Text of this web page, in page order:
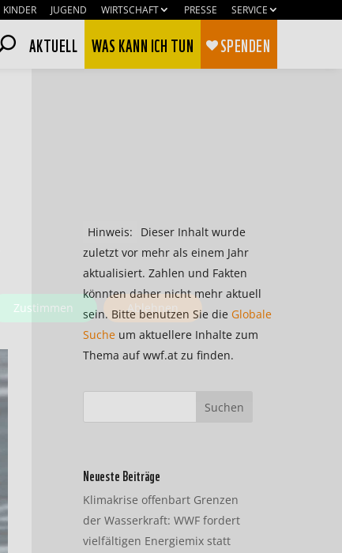
KINDER JUGEND WIRTSCHAFT PRESSE SERVICE
AKTUELL WAS KANN ICH TUN SPENDEN
Hinweis:
Dieser Inhalt wurde
zuletzt vor mehr als einem Jahr
aktualisiert. Zahlen und Fakten
könnten daher nicht mehr aktuell
sein. Bitte benutzen Sie die Globale
Sucheum aktuellere Inhalte zum
Thema auf wwf.at zu finden.
Neueste Beiträge
Klimakrise offenbart Grenzen
der Wasserkraft: WWF fordert
vielfältigen Energiemix statt
Zustimmen Ablehnen